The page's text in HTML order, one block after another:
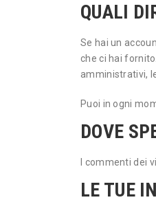
QUALI
Se hai un
che ci hai
amministrativi,
Puoi in ogni
DOVE
I commenti dei
LE TUE